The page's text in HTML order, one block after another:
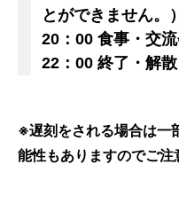
とができません。）
20：00 食事・交
22：00 終了・解散
※遅刻をされる場合は一
能性もありますのでご注